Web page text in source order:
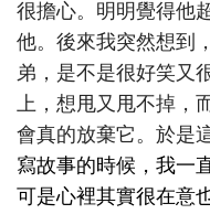
很擔心。明明覺得他
他。後來我突然想到
弟，是不是很好笑又
上，想甩又甩不掉，
會真的放棄它。於是
寫故事的時候，我一
可是心裡其實很在意